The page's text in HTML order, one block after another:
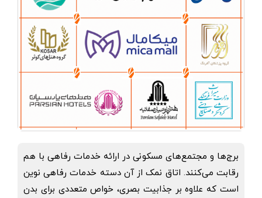
برج‌ها و مجتمع‌های مسکونی در ارائه خدمات رفاهی با هم
رقابت می‌کنند. اتاق نمک از آن دسته خدمات رفاهی نوین
است که علاوه بر جذابیت بصری، خواص متعددی برای بدن